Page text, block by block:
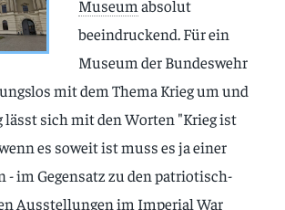
Museum absolut
beeindruckend. Für ein
Museum der Bundeswehr
mit dem Thema Krieg um und
sich mit den Worten "Krieg ist
es soweit ist muss es ja einer
- im Gegensatz zu den patriotisch-
Ausstellungen im Imperial War